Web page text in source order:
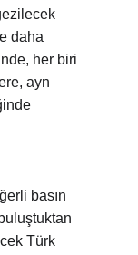
daha
her biri
ayn
basın
Türk